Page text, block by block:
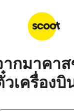
ากมาคา
วเครื่อง